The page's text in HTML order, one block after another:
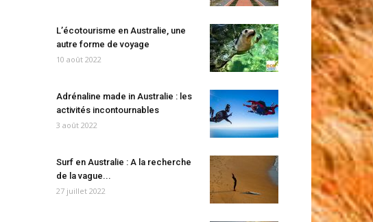
L’écotourisme en Australie, une
autre forme de voyage
10 août 2022
Adrénaline made in Australie : les
activités incontournables
3 août 2022
Surf en Australie : A la recherche
de la vague...
27 juillet 2022